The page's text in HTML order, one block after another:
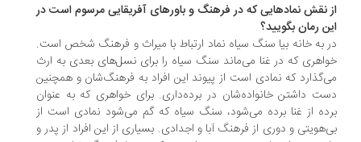
نقش نمادهایی که در فرهنگ و باورهای آفریقایی مرسوم است در
رمان بگویید؟
به خانه بیا سنگ سیاه نماد ارتباط با میراث و فرهنگ شخص است.
که در غنا می­‌ماند سنگ سیاه را برای نسل­‌های بعدی به ارث
که نمادی است از پیوند این افراد به فرهنگ‌شان و همچنین
داشتن خانواده‌­شان در برده‌­داری. برای خواهری که به عنوان
از غنا برده می‌­شود، سنگ سیاه که گم می‌­شود نمادی است از
و دوری از فرهنگ آبا و اجدادی. بسیاری از این افراد از پدر و